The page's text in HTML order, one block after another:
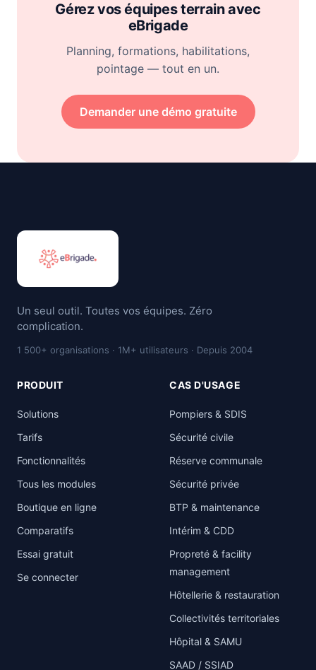
Gérez vos équipes terrain avec
eBrigade
Planning, formations, habilitations,
pointage — tout en un.
Demander une démo gratuite
Un seul outil. Toutes vos équipes. Zéro
complication.
1 500+ organisations · 1M+ utilisateurs · Depuis 2004
PRODUIT
Solutions
Tarifs
Fonctionnalités
Tous les modules
Boutique en ligne
Comparatifs
Essai gratuit
Se connecter
CAS D'USAGE
Pompiers & SDIS
Sécurité civile
Réserve communale
Sécurité privée
BTP & maintenance
Intérim & CDD
Propreté & facility
management
Hôtellerie & restauration
Collectivités territoriales
Hôpital & SAMU
SAAD / SSIAD